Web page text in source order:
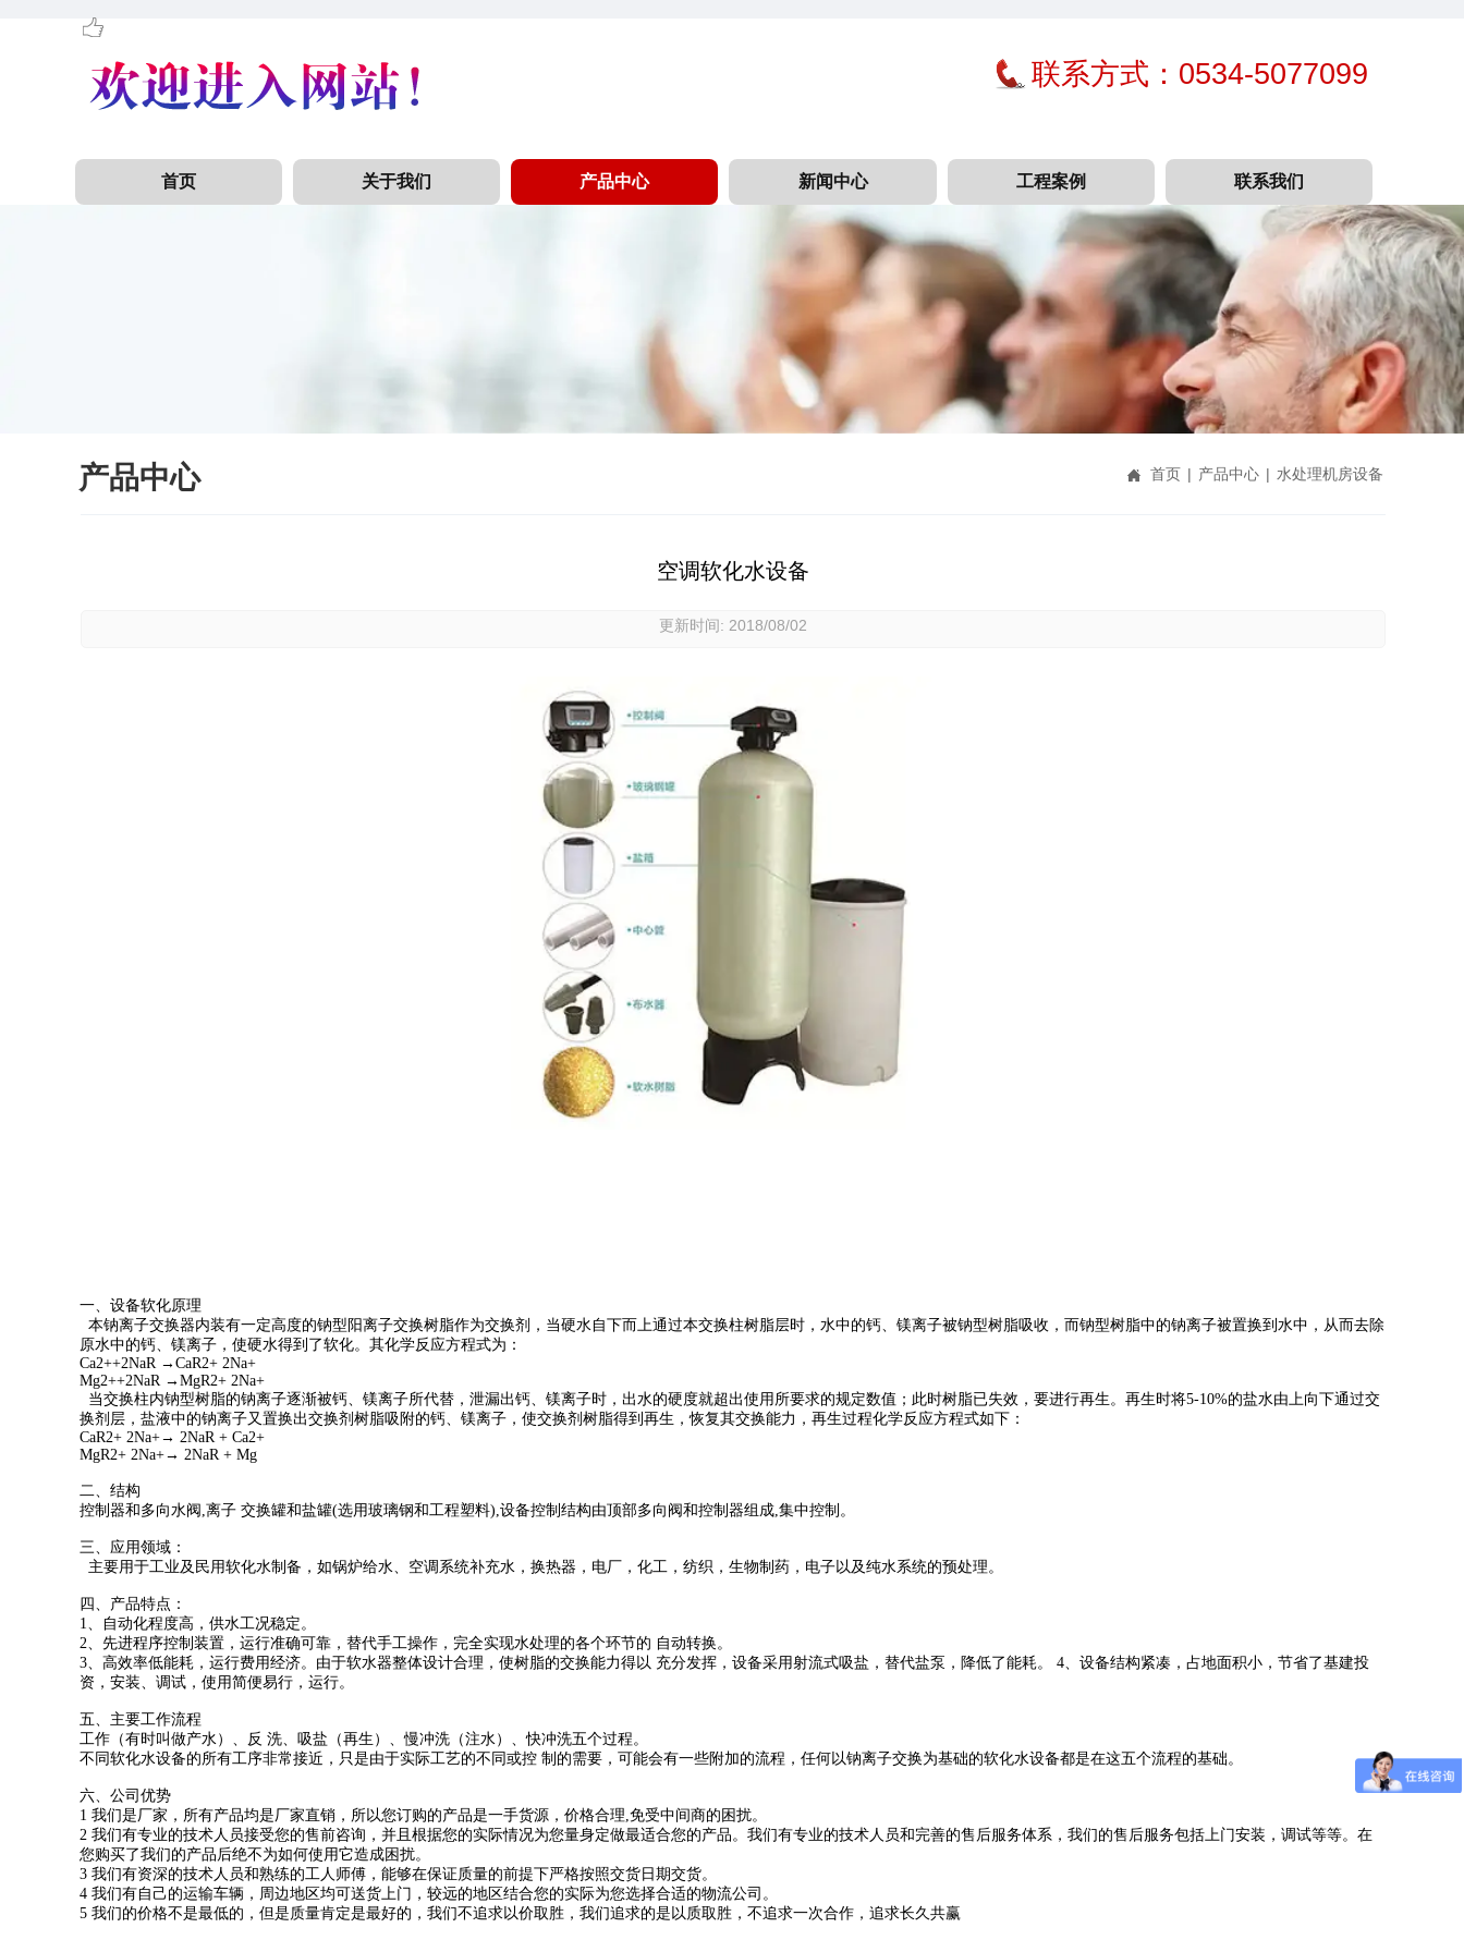
联系方式：0534-5077099
首页 关于我们 产品中心 新闻中心 工程案例 联系我们
空调软化水设备
更新时间: 2018/08/02
一、设备软化原理
本钠离子交换器内装有一定高度的钠型阳离子交换树脂作为交换剂，当硬水自下而上通过本交换柱树脂层时，水中的钙、镁离子被钠型树脂吸收，而钠型树脂中的钠离子被置换到水中，从而去除
原水中的钙、镁离子，使硬水得到了软化。其化学反应方程式为：
Ca2++2NaR →CaR2+ 2Na+
Mg2++2NaR →MgR2+ 2Na+
当交换柱内钠型树脂的钠离子逐渐被钙、镁离子所代替，泄漏出钙、镁离子时，出水的硬度就超出使用所要求的规定数值；此时树脂已失效，要进行再生。再生时将5-10%的盐水由上向下通过交
换剂层，盐液中的钠离子又置换出交换剂树脂吸附的钙、镁离子，使交换剂树脂得到再生，恢复其交换能力，再生过程化学反应方程式如下：
CaR2+ 2Na+→ 2NaR + Ca2+
MgR2+ 2Na+→ 2NaR + Mg
二、结构
控制器和多向水阀,离子 交换罐和盐罐(选用玻璃钢和工程塑料),设备控制结构由顶部多向阀和控制器组成,集中控制。
三、应用领域：
主要用于工业及民用软化水制备，如锅炉给水、空调系统补充水，换热器，电厂，化工，纺织，生物制药，电子以及纯水系统的预处理。
四、产品特点：
1、自动化程度高，供水工况稳定。
2、先进程序控制装置，运行准确可靠，替代手工操作，完全实现水处理的各个环节的 自动转换。
3、高效率低能耗，运行费用经济。由于软水器整体设计合理，使树脂的交换能力得以 充分发挥，设备采用射流式吸盐，替代盐泵，降低了能耗。 4、设备结构紧凑，占地面积小，节省了基建投
资，安装、调试，使用简便易行，运行。
五、主要工作流程
工作（有时叫做产水）、反 洗、吸盐（再生）、慢冲洗（注水）、快冲洗五个过程。
不同软化水设备的所有工序非常接近，只是由于实际工艺的不同或控 制的需要，可能会有一些附加的流程，任何以钠离子交换为基础的软化水设备都是在这五个流程的基础。
六、公司优势
1 我们是厂家，所有产品均是厂家直销，所以您订购的产品是一手货源，价格合理,免受中间商的困扰。
2 我们有专业的技术人员接受您的售前咨询，并且根据您的实际情况为您量身定做最适合您的产品。我们有专业的技术人员和完善的售后服务体系，我们的售后服务包括上门安装，调试等等。在
您购买了我们的产品后绝不为如何使用它造成困扰。
3 我们有资深的技术人员和熟练的工人师傅，能够在保证质量的前提下严格按照交货日期交货。
4 我们有自己的运输车辆，周边地区均可送货上门，较远的地区结合您的实际为您选择合适的物流公司。
5 我们的价格不是最低的，但是质量肯定是最好的，我们不追求以价取胜，我们追求的是以质取胜，不追求一次合作，追求长久共赢
 首页 | 产品中心 | 水处理机房设备
产品中心